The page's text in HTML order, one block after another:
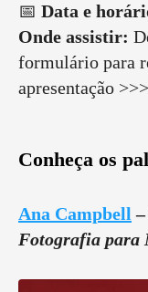
📅 Data e
Onde assistir:
formulário para
apresentação >>>
Conheça os
Ana Campbell –
Fotografia para